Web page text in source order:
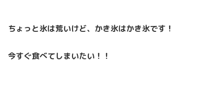
ちょっと氷は荒いけど、かき氷はかき氷です！
今すぐ食べてしまいたい！！